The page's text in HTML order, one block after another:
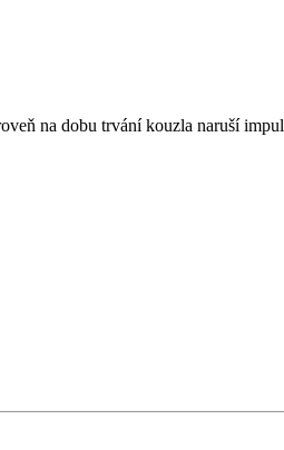
na dobu trvání kouzla naruší